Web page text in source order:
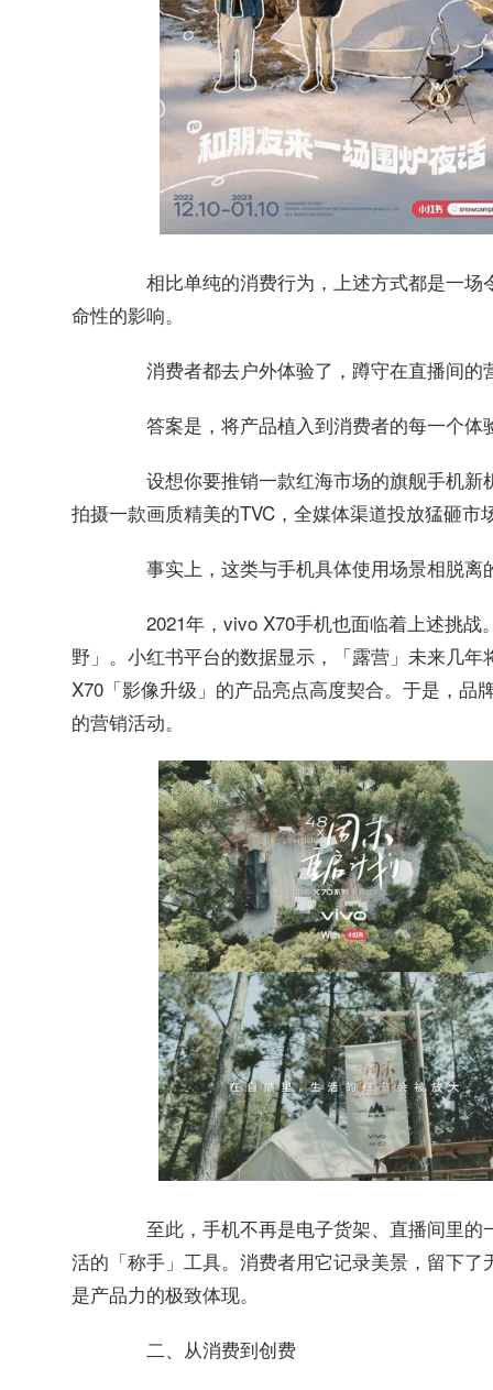
相比单纯的消费行为，上述方式都是一场
命性的影响。
消费者都去户外体验了，蹲守在直播间的
答案是，将产品植入到消费者的每一个体
设想你要推销一款红海市场的旗舰手机新
拍摄一款画质精美的TVC，全媒体渠道投放猛砸
事实上，这类与手机具体使用场景相脱离
2021年，vivo X70手机也面临着上述挑战
野」。小红书平台的数据显示，「露营」未来几
X70「影像升级」的产品亮点高度契合。于是，品
的营销活动。
至此，手机不再是电子货架、直播间里的
活的「称手」工具。消费者用它记录美景，留下
是产品力的极致体现。
二、从消费到创费